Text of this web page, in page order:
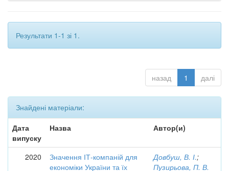
Результати 1-1 зі 1.
назад 1 далі
Знайдені матеріали:
Дата
випуску
Назва Автор(и)
2020
Значення ІТ-компаній для
економіки України та їх
Довбуш, В. І.;
Пузирьова, П. В.